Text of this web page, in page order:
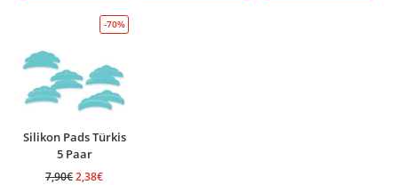
-70%
Silikon Pads Türkis
5 Paar
7,90€2,38€